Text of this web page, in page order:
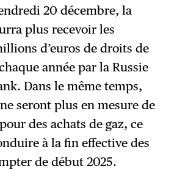
20 décembre, la
plus recevoir les
d’euros de droits de
année par la Russie
Dans le même temps,
seront plus en mesure de
des achats de gaz, ce
à la fin effective des
de début 2025.